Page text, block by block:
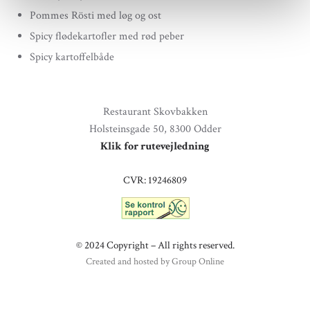
Pommes Rösti med løg og ost
Spicy flødekartofler med rød peber
Spicy kartoffelbåde
Restaurant Skovbakken
Holsteinsgade 50, 8300 Odder
Klik for rutevejledning​
CVR: 19246809​
​© 2024 Copyright – All rights reserved.
Created and hosted by Group Online